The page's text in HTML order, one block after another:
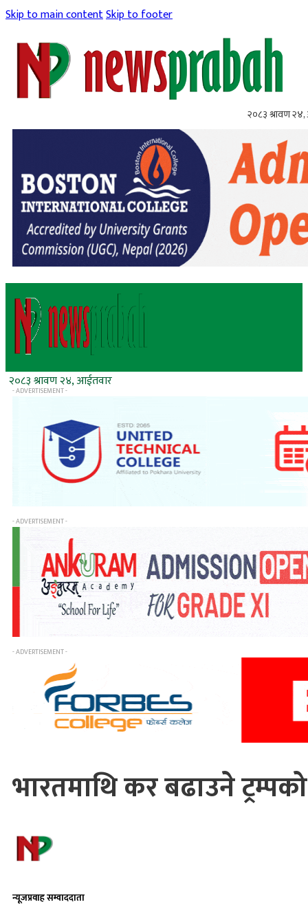
Skip to main contentSkip to footer
२०८३ श्रावण
२०८३ श्रावण २४, आईतवार
- ADVERTISEMENT -
- ADVERTISEMENT -
- ADVERTISEMENT -
भारतमाथि कर बढाउने
न्यूजप्रवाह सम्वाददाता